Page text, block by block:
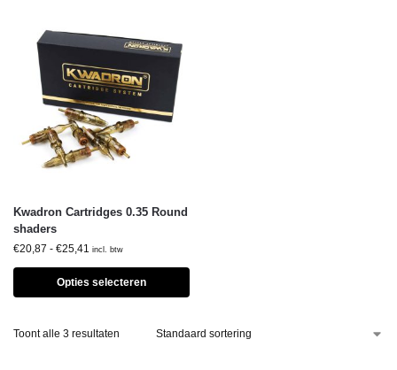
Kwadron Cartridges 0.35 Round
shaders
€20,87 - €25,41 incl. btw
Opties selecteren
Toont alle 3 resultaten